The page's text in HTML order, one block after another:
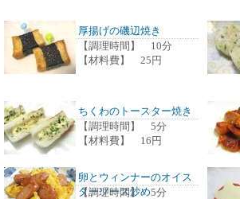
厚揚げの磯辺焼き
【調理時間】 10分
【材料費】 25円
ちくわのトースター焼き
【調理時間】 5分
【材料費】 16円
卵とウィンナーのオイス
ターソース炒め
【調理時間】 5分